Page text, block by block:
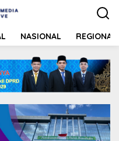
NASIONAL REGIONAL